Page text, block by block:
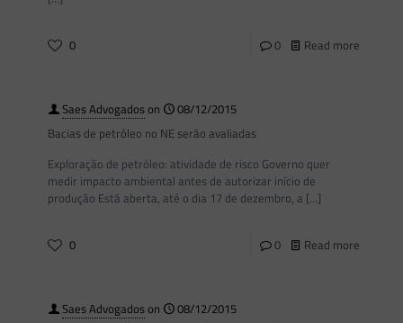
0 0 Read more
Saes Advogadoson
08/12/2015
Bacias de petróleo no NE serão avaliadas
Exploração de petróleo: atividade de risco Governo quer
medir impacto ambiental antes de autorizar início de
produção Está aberta, até o dia 17 de dezembro, a […]
0 0 Read more
Saes Advogadoson
08/12/2015